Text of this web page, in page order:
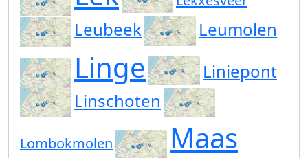
Leubeek Leumolen
Linge
Liniepont
Linschoten
Lombokmolen Maas